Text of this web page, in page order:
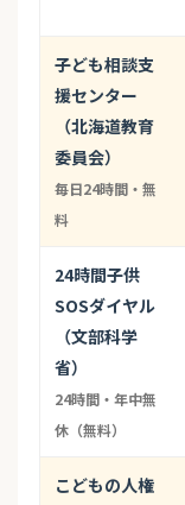
子ども相談支
援センター
（北海道教育
委員会）
毎日24時間・無
料
24時間子供
SOSダイヤル
（文部科学
省）
24時間・年中無
休（無料）
こどもの人権